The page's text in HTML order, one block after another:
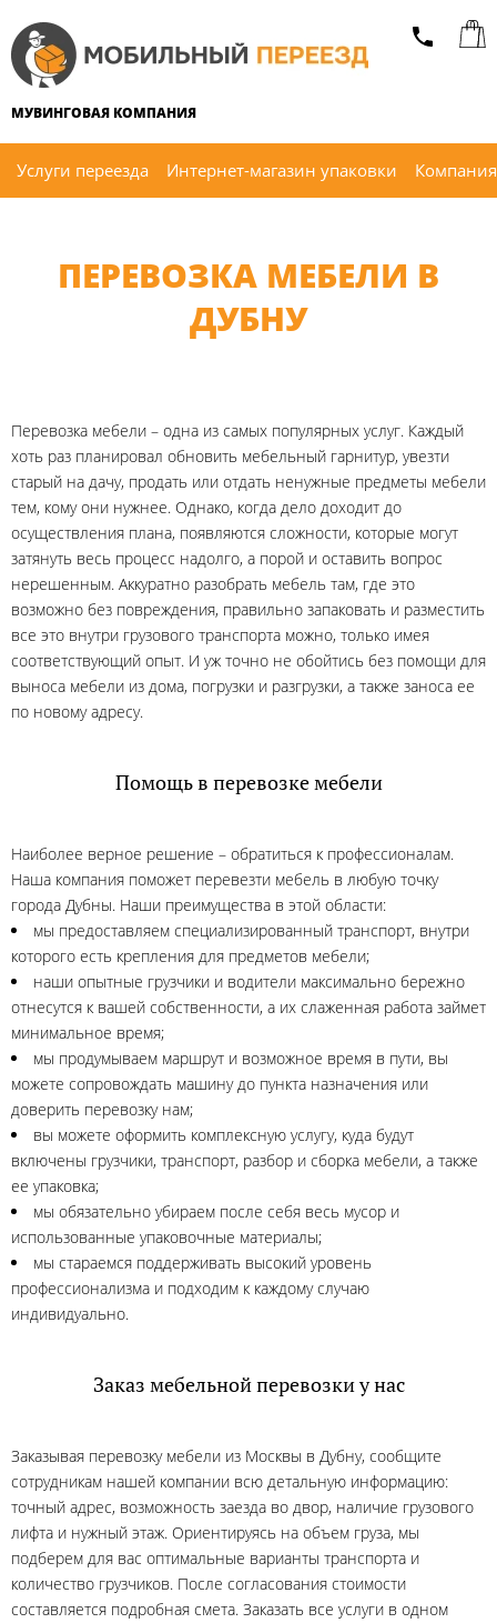
МУВИНГОВАЯ КОМПАНИЯ
Услуги переезда Интернет-магазин упаковки
ПЕРЕВОЗКА МЕБЕЛИ В
ДУБНУ
Перевозка мебели – одна из самых популярных услуг. Каждый
хоть раз планировал обновить мебельный гарнитур, увезти
старый на дачу, продать или отдать ненужные предметы мебели
тем, кому они нужнее. Однако, когда дело доходит до
осуществления плана, появляются сложности, которые могут
затянуть весь процесс надолго, а порой и оставить вопрос
нерешенным. Аккуратно разобрать мебель там, где это
возможно без повреждения, правильно запаковать и разместить
все это внутри грузового транспорта можно, только имея
соответствующий опыт. И уж точно не обойтись без помощи для
выноса мебели из дома, погрузки и разгрузки, а также заноса ее
по новому адресу.
Помощь в перевозке мебели
Наиболее верное решение – обратиться к профессионалам.
Наша компания поможет перевезти мебель в любую точку
города Дубны. Наши преимущества в этой области:
мы предоставляем специализированный транспорт, внутри
которого есть крепления для предметов мебели;
наши опытные грузчики и водители максимально бережно
отнесутся к вашей собственности, а их слаженная работа займет
минимальное время;
мы продумываем маршрут и возможное время в пути, вы
можете сопровождать машину до пункта назначения или
доверить перевозку нам;
вы можете оформить комплексную услугу, куда будут
включены грузчики, транспорт, разбор и сборка мебели, а также
ее упаковка;
мы обязательно убираем после себя весь мусор и
использованные упаковочные материалы;
мы стараемся поддерживать высокий уровень
профессионализма и подходим к каждому случаю
индивидуально.
Заказ мебельной перевозки у нас
Заказывая перевозку мебели из Москвы в Дубну, сообщите
сотрудникам нашей компании всю детальную информацию:
точный адрес, возможность заезда во двор, наличие грузового
лифта и нужный этаж. Ориентируясь на объем груза, мы
подберем для вас оптимальные варианты транспорта и
количество грузчиков. После согласования стоимости
составляется подробная смета. Заказать все услуги в одном